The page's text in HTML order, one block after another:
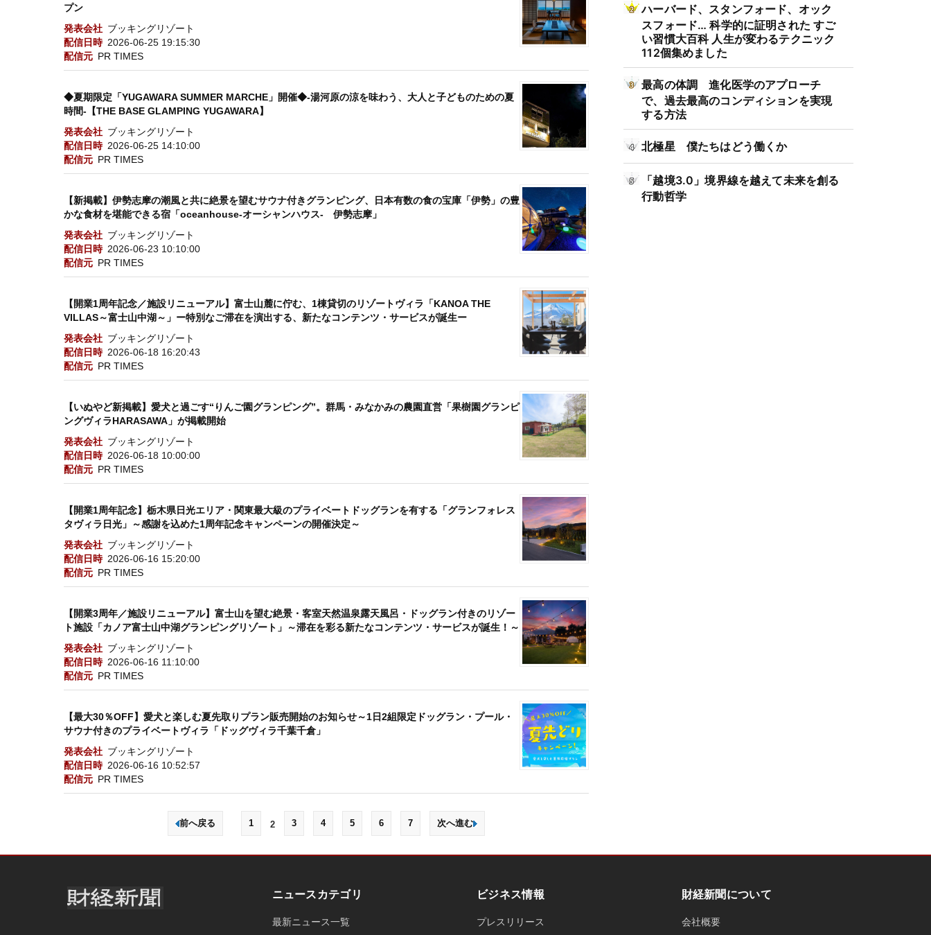
プン
発表会社 ブッキングリゾート
配信日時 2026-06-25 19:15:30
配信元 PR TIMES
◆夏期限定「YUGAWARA SUMMER MARCHE」開催◆-湯河原の涼を味わう、大人と子どものための夏
時間-【THE BASE GLAMPING YUGAWARA】
発表会社 ブッキングリゾート
配信日時 2026-06-25 14:10:00
配信元 PR TIMES
【新掲載】伊勢志摩の潮風と共に絶景を望むサウナ付きグランピング、日本有数の食の宝庫「伊勢」の豊
かな食材を堪能できる宿「oceanhouse-オーシャンハウス- 伊勢志摩」
発表会社 ブッキングリゾート
配信日時 2026-06-23 10:10:00
配信元 PR TIMES
【開業1周年記念／施設リニューアル】富士山麓に佇む、1棟貸切のリゾートヴィラ「KANOA THE
VILLAS～富士山中湖～」ー特別なご滞在を演出する、新たなコンテンツ・サービスが誕生ー
発表会社 ブッキングリゾート
配信日時 2026-06-18 16:20:43
配信元 PR TIMES
【いぬやど新掲載】愛犬と過ごす“りんご園グランピング”。群馬・みなかみの農園直営「果樹園グランピ
ングヴィラHARASAWA」が掲載開始
発表会社 ブッキングリゾート
配信日時 2026-06-18 10:00:00
配信元 PR TIMES
【開業1周年記念】栃木県日光エリア・関東最大級のプライベートドッグランを有する「グランフォレス
タヴィラ日光」～感謝を込めた1周年記念キャンペーンの開催決定～
発表会社 ブッキングリゾート
配信日時 2026-06-16 15:20:00
配信元 PR TIMES
【開業3周年／施設リニューアル】富士山を望む絶景・客室天然温泉露天風呂・ドッグラン付きのリゾー
ト施設「カノア富士山中湖グランピングリゾート」～滞在を彩る新たなコンテンツ・サービスが誕生！～
発表会社 ブッキングリゾート
配信日時 2026-06-16 11:10:00
配信元 PR TIMES
【最大30％OFF】愛犬と楽しむ夏先取りプラン販売開始のお知らせ～1日2組限定ドッグラン・プール・
サウナ付きのプライベートヴィラ「ドッグヴィラ千葉千倉」
発表会社 ブッキングリゾート
配信日時 2026-06-16 10:52:57
配信元 PR TIMES
前へ戻る 1 2 3 4 5 6 7 次へ進む
ハーバード、スタンフォード、オック
スフォード… 科学的に証明された すご
い習慣大百科 人生が変わるテクニック
112個集めました
最高の体調 進化医学のアプローチ
で、過去最高のコンディションを実現
する方法
北極星 僕たちはどう働くか
「越境3.0」境界線を越えて未来を創る
行動哲学
ニュースカテゴリ
最新ニュース一覧
ビジネス情報
プレスリリース
財経新聞について
会社概要